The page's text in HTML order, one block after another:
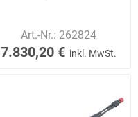
Art.-Nr.: 262824
7.830,20 € inkl. MwSt.